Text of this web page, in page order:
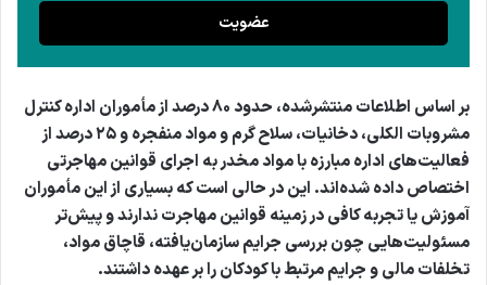
عضویت
بر اساس اطلاعات منتشرشده، حدود ۸۰ درصد از مأموران اداره کنترل
مشروبات الکلی، دخانیات، سلاح گرم و مواد منفجره و ۲۵ درصد از
فعالیت‌های اداره مبارزه با مواد مخدر به اجرای قوانین مهاجرتی
اختصاص داده شده‌اند. این در حالی است که بسیاری از این مأموران
آموزش یا تجربه کافی در زمینه قوانین مهاجرت ندارند و پیش‌تر
مسئولیت‌هایی چون بررسی جرایم سازمان‌یافته، قاچاق مواد،
تخلفات مالی و جرایم مرتبط با کودکان را بر عهده داشتند.